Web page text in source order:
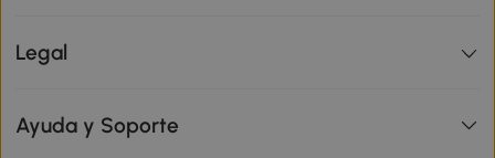
Legal
Ayuda y Soporte